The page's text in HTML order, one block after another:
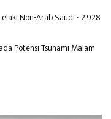
Non-Arab Saudi- 2,928
Potensi Tsunami Malam